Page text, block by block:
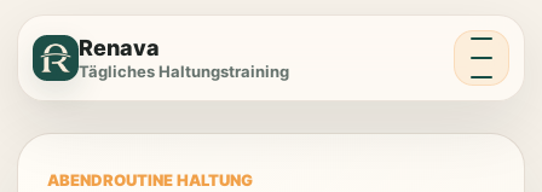
Renava
Tägliches Haltungstraining
Menü
ABENDROUTINE HALTUNG